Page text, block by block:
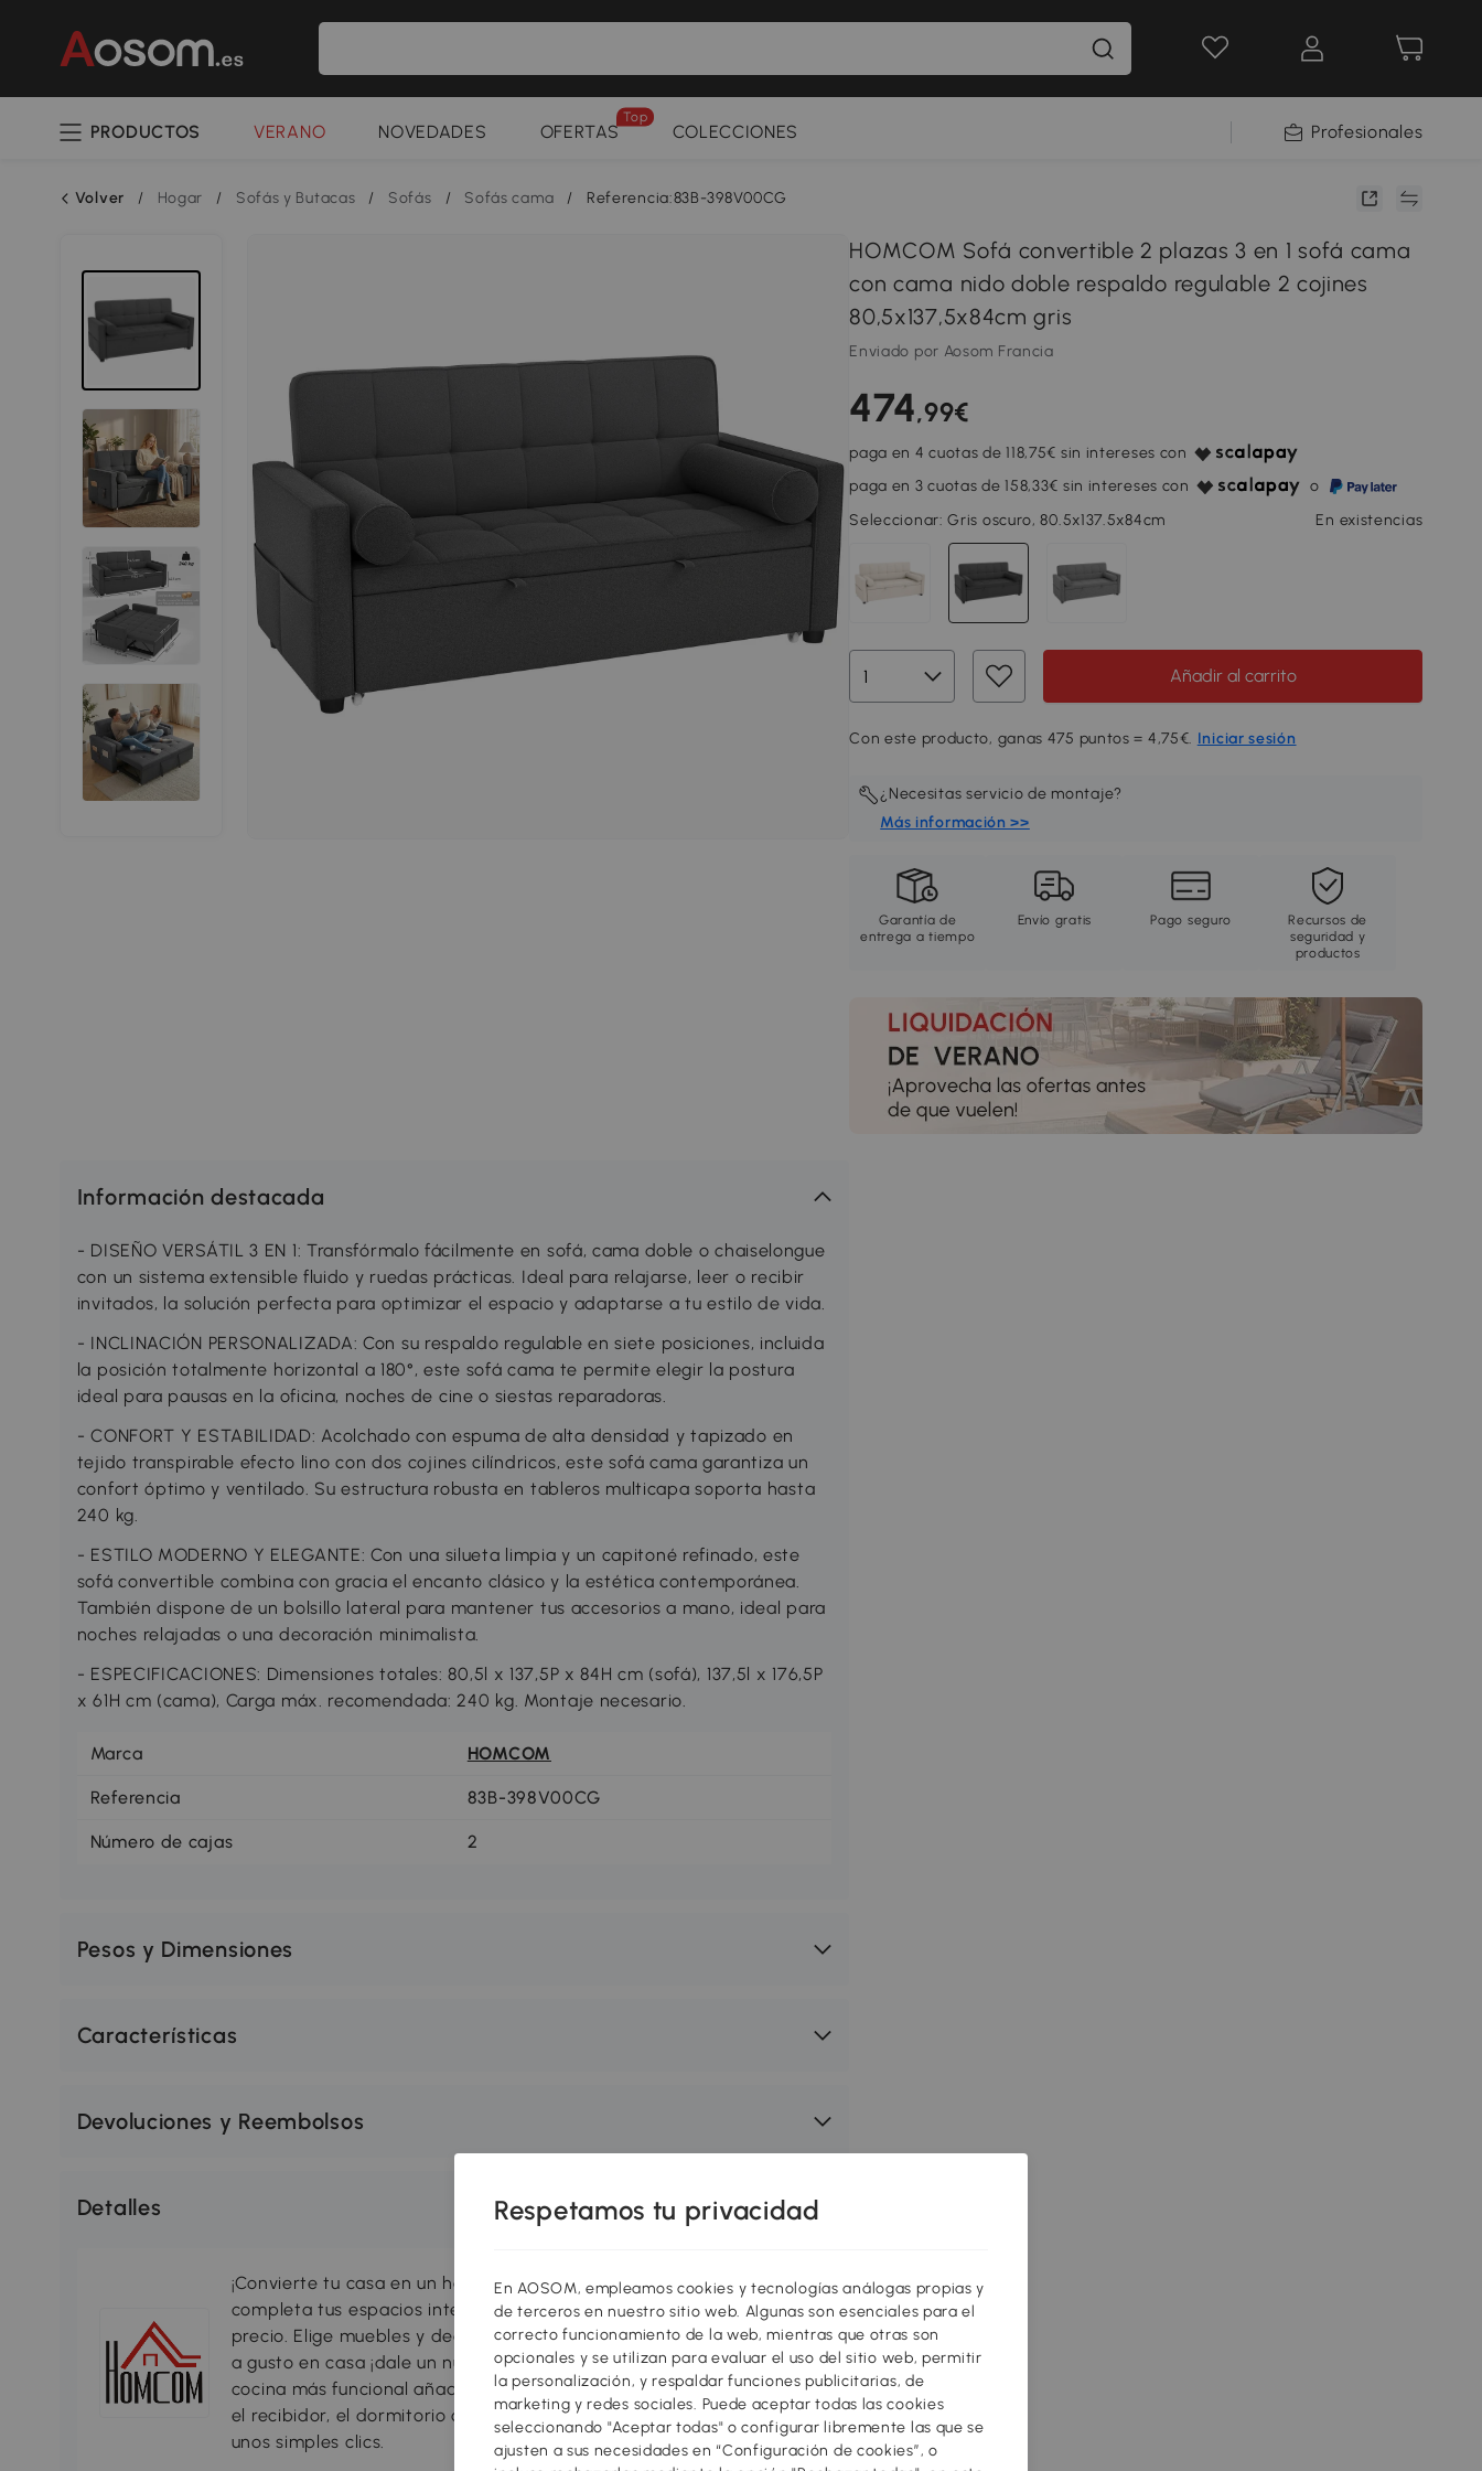
PRODUCTOS VERANO NOVEDADES OFERTAS
Top
COLECCIONES Profesionales
Volver / Hogar / Sofás y Butacas / Sofás / Sofás cama / Referencia:83B-398V00CG
HOMCOM Sofá convertible 2 plazas 3 en 1 sofá cama
con cama nido doble respaldo regulable 2 cojines
80,5x137,5x84cm gris
Enviado por Aosom Francia
474,99€
paga en 4 cuotas de 118,75€ sin intereses con
paga en 3 cuotas de 158,33€ sin intereses con
o
Seleccionar:Gris oscuro, 80.5x137.5x84cm En existencias
Añadir al carrito
Con este producto, ganas 475 puntos = 4,75€. Iniciar sesión
¿Necesitas servicio de montaje?
Más información >>
Garantía de
entrega a tiempo
Envío gratis Pago seguro
Recursos de
seguridad y
productos
Información destacada
- DISEÑO VERSÁTIL 3 EN 1: Transfórmalo fácilmente en sofá, cama doble o chaiselongue
con un sistema extensible fluido y ruedas prácticas. Ideal para relajarse, leer o recibir
invitados, la solución perfecta para optimizar el espacio y adaptarse a tu estilo de vida.
- INCLINACIÓN PERSONALIZADA: Con su respaldo regulable en siete posiciones, incluida
la posición totalmente horizontal a 180°, este sofá cama te permite elegir la postura
ideal para pausas en la oficina, noches de cine o siestas reparadoras.
- CONFORT Y ESTABILIDAD: Acolchado con espuma de alta densidad y tapizado en
tejido transpirable efecto lino con dos cojines cilíndricos, este sofá cama garantiza un
confort óptimo y ventilado. Su estructura robusta en tableros multicapa soporta hasta
240 kg.
- ESTILO MODERNO Y ELEGANTE: Con una silueta limpia y un capitoné refinado, este
sofá convertible combina con gracia el encanto clásico y la estética contemporánea.
También dispone de un bolsillo lateral para mantener tus accesorios a mano, ideal para
noches relajadas o una decoración minimalista.
- ESPECIFICACIONES: Dimensiones totales: 80,5l x 137,5P x 84H cm (sofá), 137,5l x 176,5P
x 61H cm (cama), Carga máx. recomendada: 240 kg. Montaje necesario.
Marca HOMCOM
Referencia 83B-398V00CG
Número de cajas 2
Pesos y Dimensiones
Características
Devoluciones y Reembolsos
Detalles
¡Convierte tu casa en un hogar acogedor y funcional! Redecora o
completa tus espacios interiores con muebles de diseño al mejor
precio. Elige muebles y decoración entre varios estilos para sentirte
a gusto en casa ¡dale un nuevo toque a tu hogar! Puedes hacer tu
cocina más funcional añadiendo almacenamiento, mejorar el salón,
el recibidor, el dormitorio o cualquier estancia que necesites con
unos simples clics.
Respetamos tu privacidad
En AOSOM, empleamos cookies y tecnologías análogas propias y
de terceros en nuestro sitio web. Algunas son esenciales para el
correcto funcionamiento de la web, mientras que otras son
opcionales y se utilizan para evaluar el uso del sitio web, permitir
la personalización, y respaldar funciones publicitarias, de
marketing y redes sociales. Puede aceptar todas las cookies
seleccionando "Aceptar todas" o configurar libremente las que se
ajusten a sus necesidades en “Configuración de cookies”, o